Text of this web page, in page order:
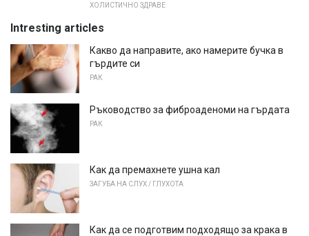
ХОЛИСТИЧНО ЗДРАВЕ
Intresting articles
Какво да направите, ако намерите бучка в
гърдите си
РАК
Ръководство за фиброаденоми на гърдата
РАК
Как да премахнете ушна кал
ЗАГУБА НА СЛУХ / ГЛУХОТА
Как да се подготвим подходящо за крака в